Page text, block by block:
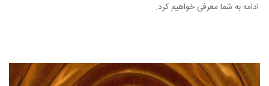
ادامه به شما معرفی خواهیم کرد.